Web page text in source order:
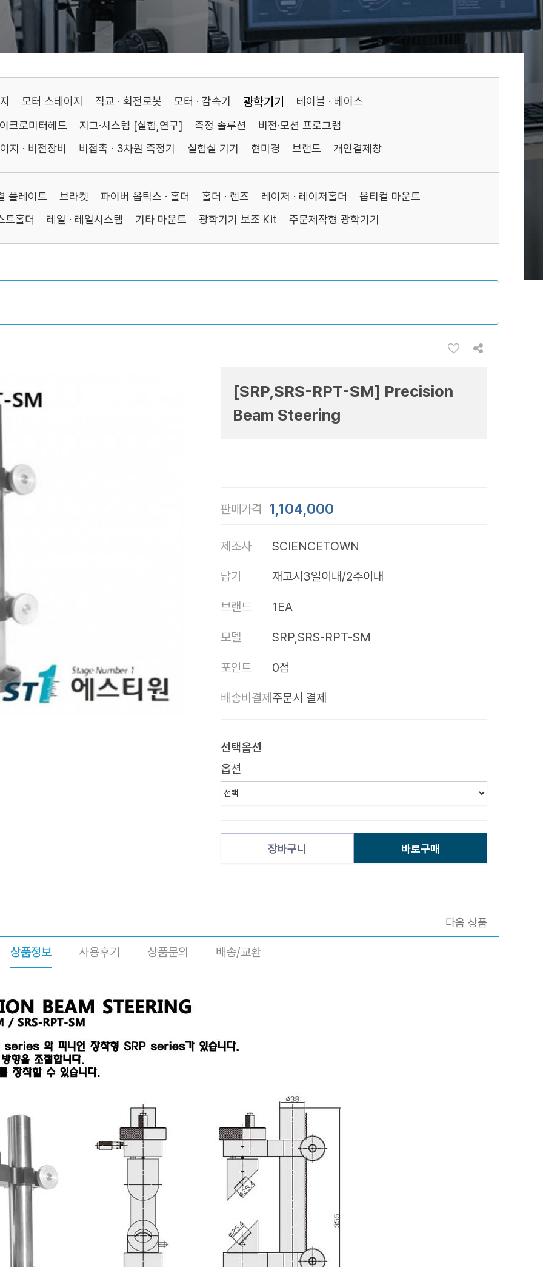
모터 스테이지 직교 · 회전로봇 모터 · 감속기 광학기기
테이블 · 베이스
크로미터헤드
지그·시스템 [실험,연구] 측정 솔루션
비전·모션 프로그램
지 · 비전장비
비접촉 · 3차원 측정기 실험실 기기 현미경 브랜드 개인결제창
플레이트 브라켓 파이버 옵틱스 · 홀더 홀더 · 렌즈 레이저 · 레이저홀더
옵티컬 마운트
트홀더
레일 · 레일시스템 기타 마운트 광학기기 보조 Kit 주문제작형 광학기기
[SRP,SRS-RPT-SM] Precision
Beam Steering
판매가격 1,104,000
제조사 SCIENCETOWN
납기 재고시3일이내/2주이내
브랜드 1EA
모델 SRP,SRS-RPT-SM
포인트 0점
배송비결제 주문시 결제
선택옵션
옵션
장바구니 바로구매
다음 상품
상품정보 사용후기 상품문의 배송/교환